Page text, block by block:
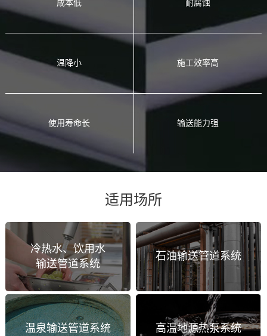
成本低 耐腐蚀
温降小 施工效率高
使用寿命长 输送能力强
适用场所
冷热水、饮用水
输送管道系统
石油输送管道系统
温泉输送管道系统 高温地源热泵系统